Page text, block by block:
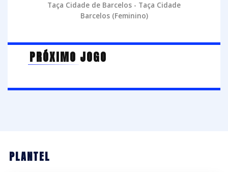
Taça Cidade de Barcelos - Taça Cidade
Barcelos (Feminino)
PRÓXIMO JOGO
PLANTEL